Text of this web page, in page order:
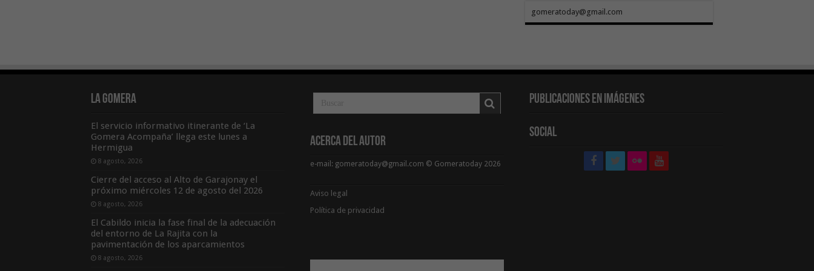
gomeratoday@gmail.com
La Gomera
El servicio informativo itinerante de ‘La
Gomera Acompaña’ llega este lunes a
Hermigua
8 agosto, 2026
Cierre del acceso al Alto de Garajonay el
próximo miércoles 12 de agosto del 2026
8 agosto, 2026
El Cabildo inicia la fase final de la adecuación
del entorno de La Rajita con la
pavimentación de los aparcamientos
8 agosto, 2026
Acerca del Autor
e-mail: gomeratoday@gmail.com © Gomeratoday 2026
Aviso legal
Política de privacidad
Publicaciones en Imágenes
Social